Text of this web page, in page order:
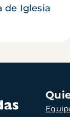
de Iglesia
principal